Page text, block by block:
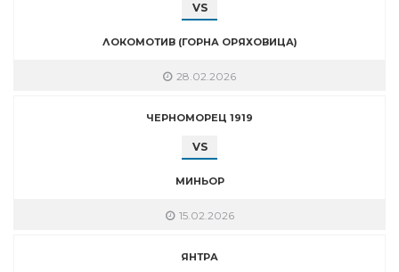
VS
ЛОКОМОТИВ (ГОРНА ОРЯХОВИЦА)
28.02.2026
ЧЕРНОМОРЕЦ 1919
VS
МИНЬОР
15.02.2026
ЯНТРА